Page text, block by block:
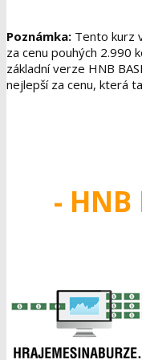
Poznámka: Tento kurz
za cenu pouhých 2.990
základní verze HNB
nejlepší za cenu, která
- HNB